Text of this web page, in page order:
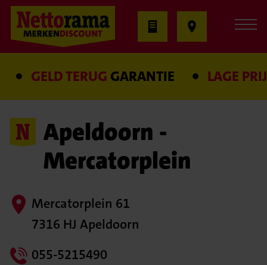
GELD TERUGGARANTIE LAGE PRIJS
Apeldoorn -
Mercatorplein
Mercatorplein 61
7316 HJ Apeldoorn
055-5215490